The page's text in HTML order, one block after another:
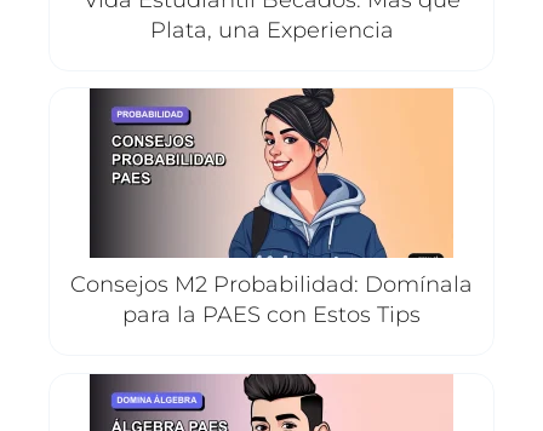
Plata, una Experiencia
Consejos M2 Probabilidad: Domínala
para la PAES con Estos Tips